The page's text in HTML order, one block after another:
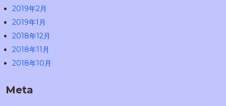
2019年2月
2019年1月
2018年12月
2018年11月
2018年10月
Meta